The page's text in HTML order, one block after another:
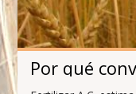
Por qué